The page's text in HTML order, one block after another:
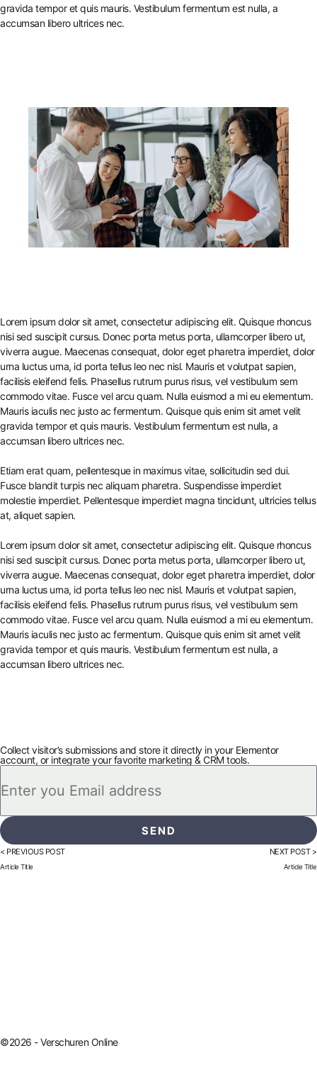
gravida tempor et quis mauris. Vestibulum fermentum est nulla, a
accumsan libero ultrices nec.
Lorem ipsum dolor sit amet, consectetur adipiscing elit. Quisque rhoncus
nisi sed suscipit cursus. Donec porta metus porta, ullamcorper libero ut,
viverra augue. Maecenas consequat, dolor eget pharetra imperdiet, dolor
urna luctus urna, id porta tellus leo nec nisl. Mauris et volutpat sapien,
facilisis eleifend felis. Phasellus rutrum purus risus, vel vestibulum sem
commodo vitae. Fusce vel arcu quam. Nulla euismod a mi eu elementum.
Mauris iaculis nec justo ac fermentum. Quisque quis enim sit amet velit
gravida tempor et quis mauris. Vestibulum fermentum est nulla, a
accumsan libero ultrices nec.
Etiam erat quam, pellentesque in maximus vitae, sollicitudin sed dui.
Fusce blandit turpis nec aliquam pharetra. Suspendisse imperdiet
molestie imperdiet. Pellentesque imperdiet magna tincidunt, ultricies tellus
at, aliquet sapien.
Lorem ipsum dolor sit amet, consectetur adipiscing elit. Quisque rhoncus
nisi sed suscipit cursus. Donec porta metus porta, ullamcorper libero ut,
viverra augue. Maecenas consequat, dolor eget pharetra imperdiet, dolor
urna luctus urna, id porta tellus leo nec nisl. Mauris et volutpat sapien,
facilisis eleifend felis. Phasellus rutrum purus risus, vel vestibulum sem
commodo vitae. Fusce vel arcu quam. Nulla euismod a mi eu elementum.
Mauris iaculis nec justo ac fermentum. Quisque quis enim sit amet velit
gravida tempor et quis mauris. Vestibulum fermentum est nulla, a
accumsan libero ultrices nec.
Collect visitor’s submissions and store it directly in your Elementor
account, or integrate your favorite marketing & CRM tools.
SEND
< PREVIOUS POST
Article Title
NEXT POST >
Article Title
©2026 - Verschuren Online